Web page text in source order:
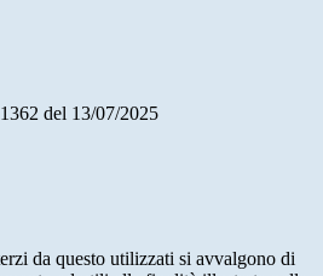
del 13/07/2025
da questo utilizzati si avvalgono di